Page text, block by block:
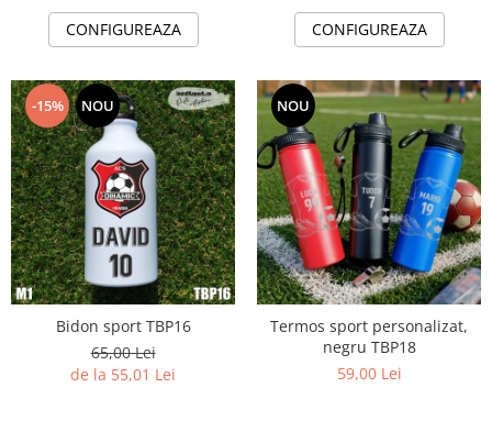
CONFIGUREAZA CONFIGUREAZA
-15% NOU
Bidon sport TBP16
65,00 Lei
de la 55,01 Lei
NOU
Termos sport personalizat,
negru TBP18
59,00 Lei